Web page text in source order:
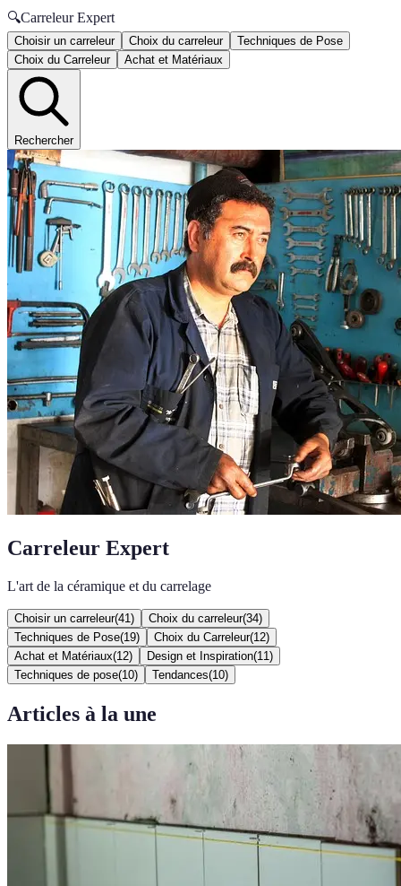
🔍Carreleur Expert
Choisir un carreleur Choix du carreleur
Techniques de Pose
Choix du Carreleur
Achat et Matériaux
Rechercher
Carreleur Expert
L'art de la céramique et du carrelage
Choisir un carreleur(41 ) Choix du carreleur(34)
Techniques de Pose(19) Choix du Carreleur(12)
Achat et Matériaux(12) Design et Inspiration(11 )
Techniques de pose(10) Tendances(10)
Articles à la une